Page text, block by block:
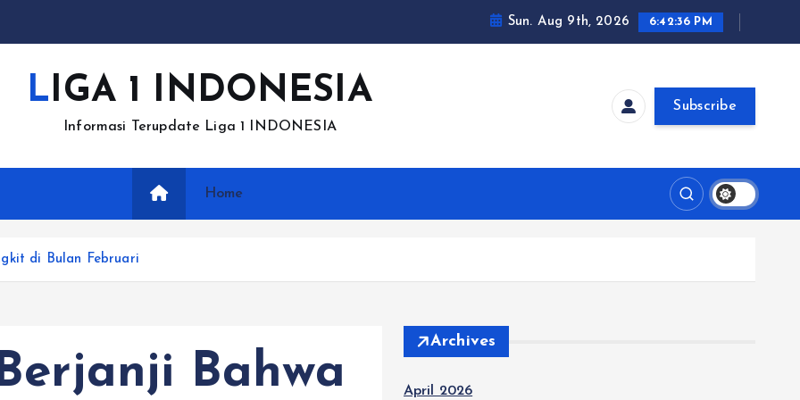
Sun. Aug 9th, 2026 6:42:37 PM
LIGA 1 INDONESIA
Informasi Terupdate Liga 1 INDONESIA
Subscribe
Home
di Bulan Februari
Bahwa
Archives
April 2026